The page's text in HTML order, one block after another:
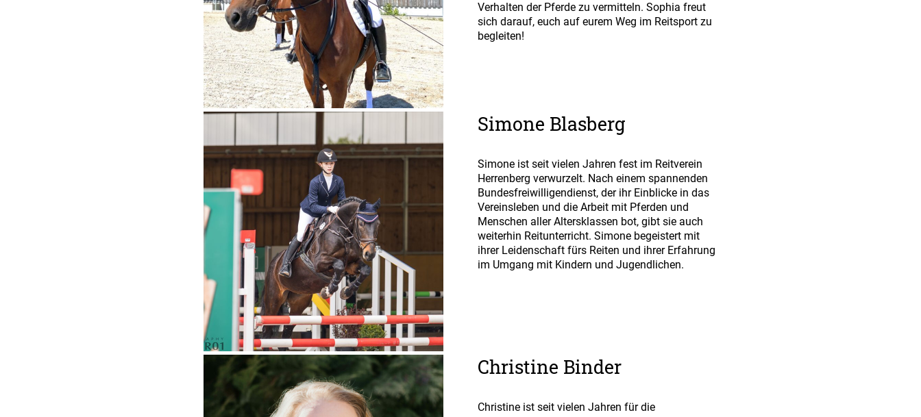
Verhalten der Pferde zu vermitteln. Sophia freut
sich darauf, euch auf eurem Weg im Reitsport zu
begleiten!
Simone Blasberg
Simone ist seit vielen Jahren fest im Reitverein
Herrenberg verwurzelt. Nach einem spannenden
Bundesfreiwilligendienst, der ihr Einblicke in das
Vereinsleben und die Arbeit mit Pferden und
Menschen aller Altersklassen bot, gibt sie auch
weiterhin Reitunterricht. Simone begeistert mit
ihrer Leidenschaft fürs Reiten und ihrer Erfahrung
im Umgang mit Kindern und Jugendlichen.
Christine Binder
Christine ist seit vielen Jahren für die